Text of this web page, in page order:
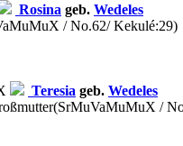
Rosina geb. Wedeles
/ No.62/ Kekulé:29)
Teresia geb. Wedeles
(SrMuVaMuMuX /